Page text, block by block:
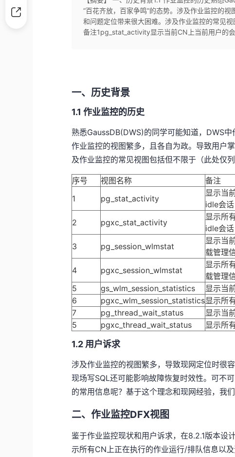
“百花齐放，百家争鸣”的态势。涉及作业监控的
和问题定位带来很大困难。涉及作业监控的常见
备注1pg_stat_activity显示当前CN上当前用户的
一、历史背景
1.1 作业监控的历史
熟悉GaussDB(DWS)的同学可能知道，DWS中
作业监控的视图繁多，且各自为政。导致用户
及作业监控的常见视图包括但不限于（此处仅列
序号 视图名称
备注
1
pg_stat_activity
显示当
idle会话
2
pgxc_stat_activity
显示所
idle会话
3
pg_session_wlmstat
显示当
载管理
4
pgxc_session_wlmstat
显示所
载管理
5
gs_wlm_session_statistics
显示当
6
pgxc_wlm_session_statistics显示所
7
pg_thread_wait_status
显示当
5
pgxc_thread_wait_status 显示所
1.2 用户诉求
涉及作业监控的视图繁多，导致现网定位时很
现场写SQL还可能影响故障恢复时效性。可不
的常用信息呢？基于这个理念和现网经验，我
二、作业监控DFX视图
鉴于作业监控现状和用户诉求，在8.2.1版本
示所有CN上正在执行的作业运行/排队信息以及